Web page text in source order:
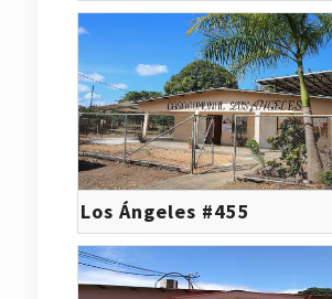
Los Ángeles #455